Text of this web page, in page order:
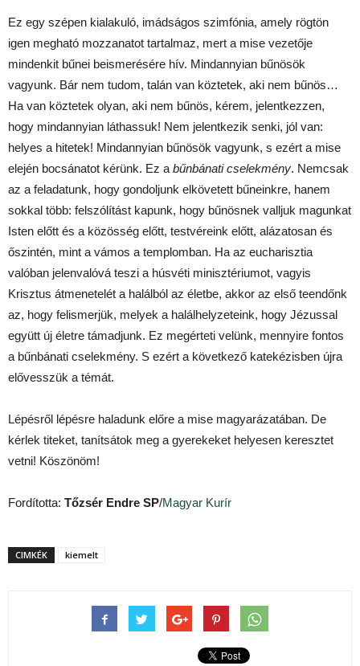
Ez egy szépen kialakuló, imádságos szimfónia, amely rögtön
igen megható mozzanatot tartalmaz, mert a mise vezetője
mindenkit bűnei beismerésére hív. Mindannyian bűnösök
vagyunk. Bár nem tudom, talán van köztetek, aki nem bűnös…
Ha van köztetek olyan, aki nem bűnös, kérem, jelentkezzen,
hogy mindannyian láthassuk! Nem jelentkezik senki, jól van:
helyes a hitetek! Mindannyian bűnösök vagyunk, s ezért a mise
elején bocsánatot kérünk. Ez a bűnbánati cselekmény. Nemcsak
az a feladatunk, hogy gondoljunk elkövetett bűneinkre, hanem
sokkal több: felszólítást kapunk, hogy bűnösnek valljuk magunkat
Isten előtt és a közösség előtt, testvéreink előtt, alázatosan és
őszintén, mint a vámos a templomban. Ha az eucharisztia
valóban jelenvalóvá teszi a húsvéti minisztériumot, vagyis
Krisztus átmenetelét a halálból az életbe, akkor az első teendőnk
az, hogy felismerjük, melyek a halálhelyzeteink, hogy Jézussal
együtt új életre támadjunk. Ez megérteti velünk, mennyire fontos
a bűnbánati cselekmény. S ezért a következő katekézisben újra
elővesszük a témát.
Lépésről lépésre haladunk előre a mise magyarázatában. De
kérlek titeket, tanítsátok meg a gyerekeket helyesen keresztet
vetni! Köszönöm!
Fordította: Tőzsér Endre SP/Magyar Kurír
CIMKÉK kiemelt